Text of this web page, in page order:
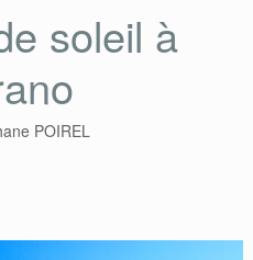
soleil à
POIREL